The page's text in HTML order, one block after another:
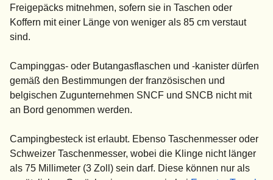
Freigepäcks mitnehmen, sofern sie in Taschen oder
Koffern mit einer Länge von weniger als 85 cm verstaut
sind.
Campinggas- oder Butangasflaschen und -kanister dürfen
gemäß den Bestimmungen der französischen und
belgischen Zugunternehmen SNCF und SNCB nicht mit
an Bord genommen werden.
Campingbesteck ist erlaubt. Ebenso Taschenmesser oder
Schweizer Taschenmesser, wobei die Klinge nicht länger
als 75 Millimeter (3 Zoll) sein darf. Diese können nur als